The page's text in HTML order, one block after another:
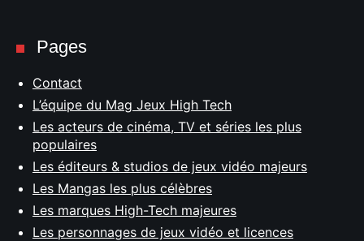
Pages
Contact
L’équipe du Mag Jeux High Tech
Les acteurs de cinéma, TV et séries les plus
populaires
Les éditeurs & studios de jeux vidéo majeurs
Les Mangas les plus célèbres
Les marques High-Tech majeures
Les personnages de jeux vidéo et licences